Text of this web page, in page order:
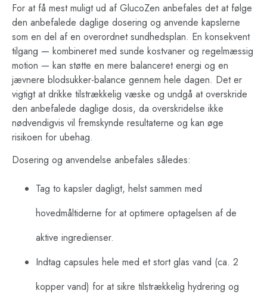
For at få mest muligt ud af GlucoZen anbefales det at følge
den anbefalede daglige dosering og anvende kapslerne
som en del af en overordnet sundhedsplan. En konsekvent
tilgang — kombineret med sunde kostvaner og regelmæssig
motion — kan støtte en mere balanceret energi og en
jævnere blodsukker-balance gennem hele dagen. Det er
vigtigt at drikke tilstrækkelig væske og undgå at overskride
den anbefalede daglige dosis, da overskridelse ikke
nødvendigvis vil fremskynde resultaterne og kan øge
risikoen for ubehag.
Dosering og anvendelse anbefales således:
Tag to kapsler dagligt, helst sammen med
hovedmåltiderne for at optimere optagelsen af de
aktive ingredienser.
Indtag capsules hele med et stort glas vand (ca. 2
kopper vand) for at sikre tilstrækkelig hydrering og